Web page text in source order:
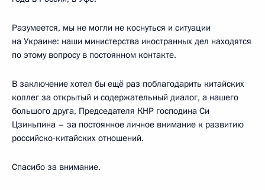
Разумеется, мы не могли не коснуться и ситуации
на Украине: наши министерства иностранных дел находятся
по этому вопросу в постоянном контакте.
В заключение хотел бы ещё раз поблагодарить китайских
коллег за открытый и содержательный диалог, а нашего
большого друга, Председателя КНР господина Си
Цзиньпина – за постоянное личное внимание к развитию
российско-китайских отношений.
Спасибо за внимание.